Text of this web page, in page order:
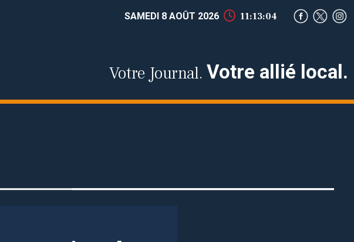
SAMEDI 8 AOÛT 2026 11:13:06
Votre Journal. Votre allié local.